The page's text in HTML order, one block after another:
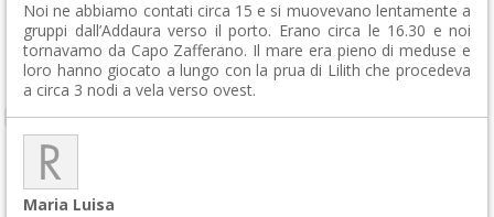
Noi ne abbiamo contati circa 15 e si muovevano lentamente a
gruppi dall’Addaura verso il porto. Erano circa le 16.30 e noi
tornavamo da Capo Zafferano. Il mare era pieno di meduse e
loro hanno giocato a lungo con la prua di Lilith che procedeva
a circa 3 nodi a vela verso ovest.
Maria Luisa